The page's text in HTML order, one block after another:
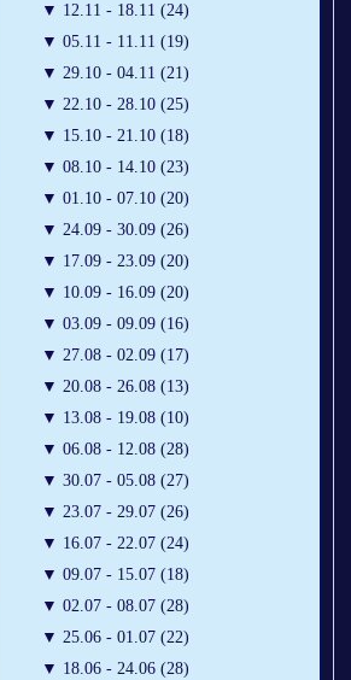
▼ 12.11 - 18.11 (24)
▼ 05.11 - 11.11 (19)
▼ 29.10 - 04.11 (21)
▼ 22.10 - 28.10 (25)
▼ 15.10 - 21.10 (18)
▼ 08.10 - 14.10 (23)
▼ 01.10 - 07.10 (20)
▼ 24.09 - 30.09 (26)
▼ 17.09 - 23.09 (20)
▼ 10.09 - 16.09 (20)
▼ 03.09 - 09.09 (16)
▼ 27.08 - 02.09 (17)
▼ 20.08 - 26.08 (13)
▼ 13.08 - 19.08 (10)
▼ 06.08 - 12.08 (28)
▼ 30.07 - 05.08 (27)
▼ 23.07 - 29.07 (26)
▼ 16.07 - 22.07 (24)
▼ 09.07 - 15.07 (18)
▼ 02.07 - 08.07 (28)
▼ 25.06 - 01.07 (22)
▼ 18.06 - 24.06 (28)